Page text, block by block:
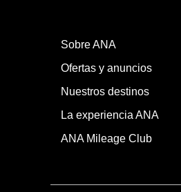
Sobre ANA
Ofertas y anuncios
Nuestros destinos
La experiencia ANA
ANA Mileage Club